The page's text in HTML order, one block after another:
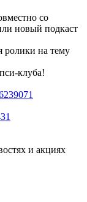
со
новый подкаст
ролики на тему
клуба!
и акциях